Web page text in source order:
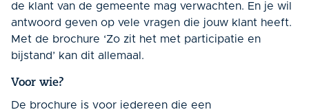
de klant van de gemeente mag verwachten. En je wil
antwoord geven op vele vragen die jouw klant heeft.
Met de brochure ‘Zo zit het met participatie en
bijstand’ kan dit allemaal.
Voor wie?
De brochure is voor iedereen die een